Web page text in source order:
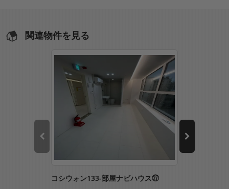
関連物件を見る
コシウォン133-部屋ナビハウス㉗